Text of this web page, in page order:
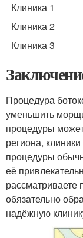
Клиника 1
Клиника 2
Клиника 3
Процедура
уменьшить
процедуры
региона,
процедуры
её
рассматриваете
обязательно
надёжную